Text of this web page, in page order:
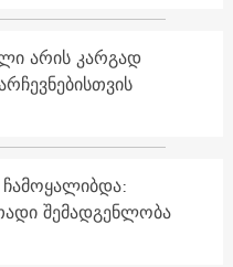
არის კარგად
შემადგენლობა